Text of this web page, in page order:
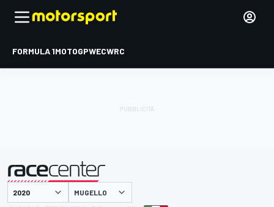
FORMULA 1MOTOGPWECWRC
presentato da MUGELLO